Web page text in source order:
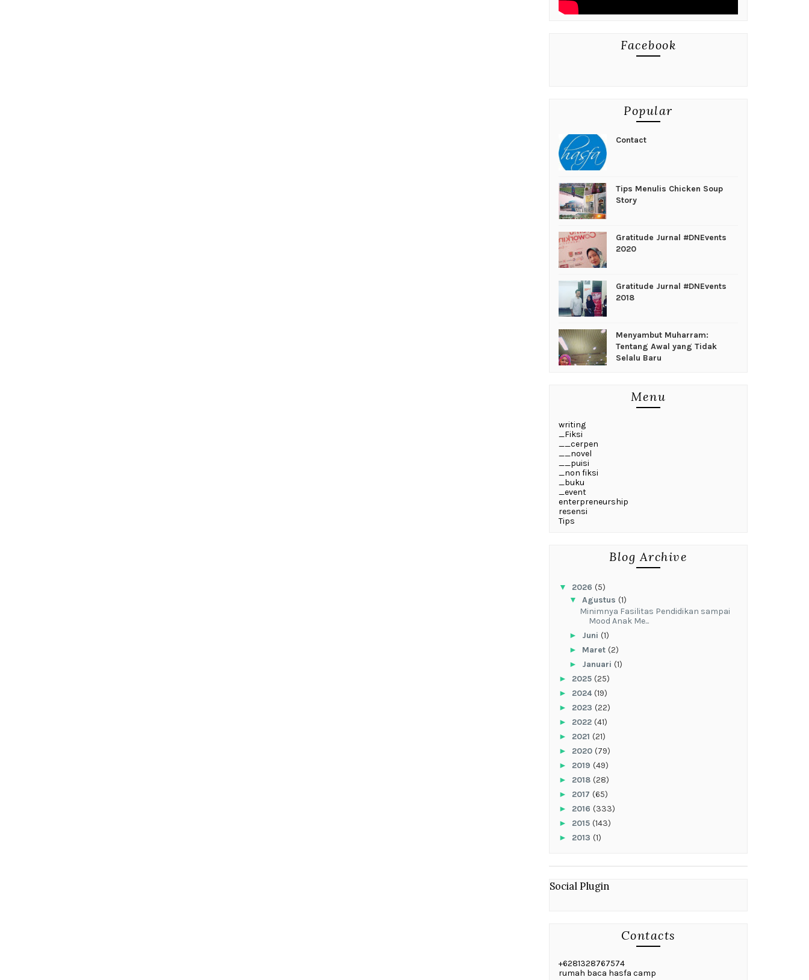
Facebook
Popular
Contact
Tips Menulis Chicken Soup
Story
Gratitude Jurnal #DNEvents
2020
Gratitude Jurnal #DNEvents
2018
Menyambut Muharram:
Tentang Awal yang Tidak
Selalu Baru
Menu
writing
_Fiksi
__cerpen
__novel
__puisi
_non fiksi
_buku
_event
enterpreneurship
resensi
Tips
Blog Archive
▼ 2026 (5)
▼ Agustus (1)
‎Minimnya Fasilitas Pendidikan sampai
Mood Anak Me...
► Juni (1)
► Maret (2)
► Januari (1)
► 2025 (25)
► 2024(19)
► 2023 (22)
► 2022 (41)
► 2021 (21)
► 2020 (79)
► 2019 (49)
► 2018 (28)
► 2017 (65)
► 2016 (333)
► 2015 (143)
► 2013 (1)
Social Plugin
Contacts
+6281328767574
rumah baca hasfa camp